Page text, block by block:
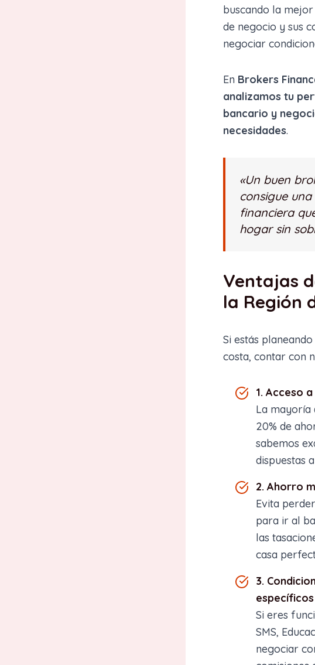
buscando la
de negocio y sus
negociar
En Brokers
analizamos tu
bancario y
necesidades.
«Un buen
consigue
financiera
hogar sin
Ventajas
la Región
Si estás
costa, contar con
1. Acceso
La mayoría
20% de
sabemos
dispuestas
2. Ahorro
Evita
para ir al
las
casa
3.
específicos
Si eres
SMS,
negociar